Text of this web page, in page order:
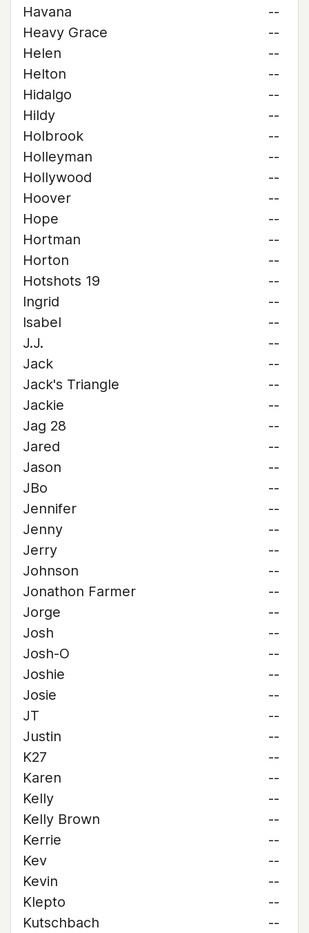
Havana
--
Heavy Grace
--
Helen
--
Helton
--
Hidalgo
--
Hildy
--
Holbrook
--
Holleyman
--
Hollywood
--
Hoover
--
Hope
--
Hortman
--
Horton
--
Hotshots 19
--
Ingrid
--
Isabel
--
J.J.
--
Jack
--
Jack's Triangle
--
Jackie
--
Jag 28
--
Jared
--
Jason
--
JBo
--
Jennifer
--
Jenny
--
Jerry
--
Johnson
--
Jonathon Farmer
--
Jorge
--
Josh
--
Josh-O
--
Joshie
--
Josie
--
JT
--
Justin
--
K27
--
Karen
--
Kelly
--
Kelly Brown
--
Kerrie
--
Kev
--
Kevin
--
Klepto
--
Kutschbach
--